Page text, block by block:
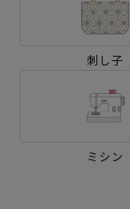
刺し子
ミシン